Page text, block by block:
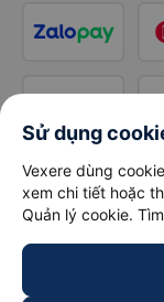
Sử dụng
Vexere dùng
xem chi tiết hoặc
Quản lý cookie.